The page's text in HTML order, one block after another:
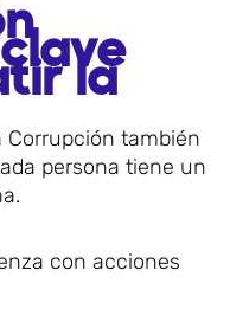
la
también
persona tiene un
con acciones